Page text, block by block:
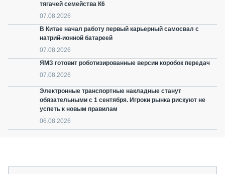
тягачей семейства К6
07.08.2026
В Китае начал работу первый карьерный самосвал с
натрий-ионной батареей
07.08.2026
ЯМЗ готовит роботизированные версии коробок передач
07.08.2026
Электронные транспортные накладные станут
обязательными с 1 сентября. Игроки рынка рискуют не
успеть к новым правилам
06.08.2026